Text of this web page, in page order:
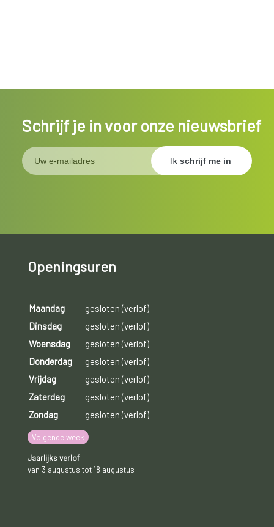
Schrijf je in voor onze nieuwsbrief
Openingsuren
Maandag
gesloten (verlof)
Dinsdag
gesloten (verlof)
Woensdag
gesloten (verlof)
Donderdag
gesloten (verlof)
Vrijdag
gesloten (verlof)
Zaterdag
gesloten (verlof)
Zondag
gesloten (verlof)
Volgende week
Jaarlijks verlof
van 3 augustus tot 18 augustus